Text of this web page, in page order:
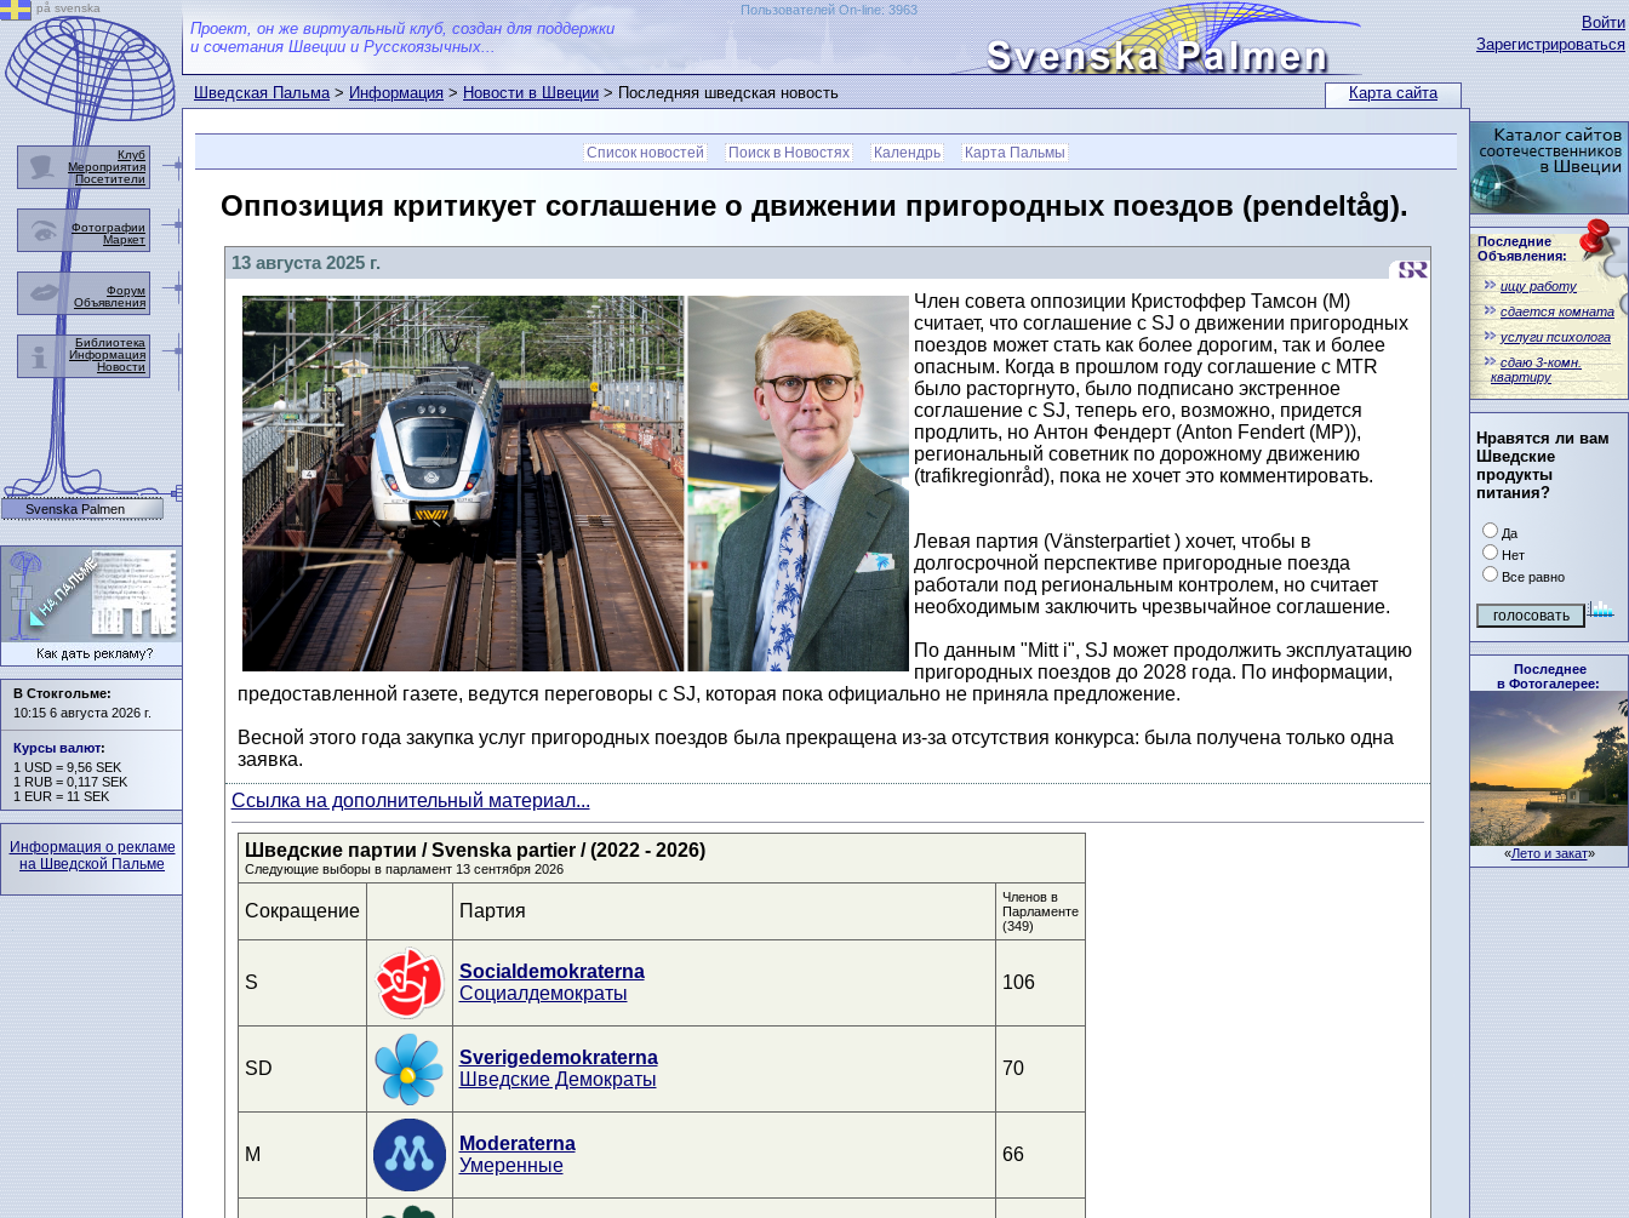
Карта сайта
Войти
Зарегистрироваться
Последние
Объявления:
ищу работу
сдается комната
услуги психолога
сдаю 3-комн.
квартиру
Нравятся ли вам
Шведские
продукты
питания?
Да
Нет
Все равно
Последнее
в Фотогалерее:
«Лето и закат»
Проект, он же виртуальный клуб, создан для поддержки
и сочетания Швеции и Русскоязычных...
Пользователей On-line: 3963
Шведская Пальма>Информация>Новости в Швеции> Последняя шведская новость
Список новостей Поиск в Новостях Календрь Карта Пальмы
Оппозиция критикует соглашение о движении пригородных поездов (pendeltåg).
13 августа 2025 г.
Член совета оппозиции Кристоффер Тамсон (М)
считает, что соглашение с SJ о движении пригородных
поездов может стать как более дорогим, так и более
опасным. Когда в прошлом году соглашение с MTR
было расторгнуто, было подписано экстренное
соглашение с SJ, теперь его, возможно, придется
продлить, но Антон Фендерт (Anton Fendert (MP)),
региональный советник по дорожному движению
(trafikregionråd), пока не хочет это комментировать.
Левая партия (Vänsterpartiet ) хочет, чтобы в
долгосрочной перспективе пригородные поезда
работали под региональным контролем, но считает
необходимым заключить чрезвычайное соглашение.
По данным "Mitt i", SJ может продолжить эксплуатацию
пригородных поездов до 2028 года. По информации,
предоставленной газете, ведутся переговоры с SJ, которая пока официально не приняла предложение.
Весной этого года закупка услуг пригородных поездов была прекращена из-за отсутствия конкурса: была получена только одна
заявка.
Ссылка на дополнительный материал...
Шведские партии / Svenska partier / (2022 - 2026)
Следующие выборы в парламент 13 сентября 2026
Сокращение Партия
Членов в
Парламенте
(349)
S
Socialdemokraterna
Социалдемократы
106
SD
Sverigedemokraterna
Шведские Демократы
70
M
Moderaterna
Умеренные
66
på svenska
Клуб
Мероприятия
Посетители
Фотографии
Маркет
Форум
Объявления
Библиотека
Информация
Новости
Svenska Palmen
В Стокгольме:
10:15 6 августа 2026 г.
Курсы валют:
1 USD = 9,56 SEK
1 RUB = 0,117 SEK
1 EUR = 11 SEK
Информация о рекламе
на Шведской Пальме